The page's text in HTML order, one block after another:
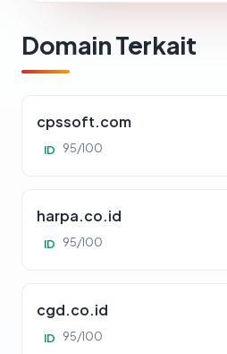
Domain Terkait
cpssoft.com
ID 95/100
harpa.co.id
ID 95/100
cgd.co.id
ID 95/100